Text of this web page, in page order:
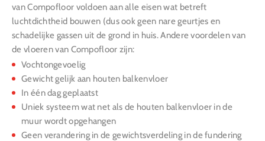
van Compofloor voldoen aan alle eisen wat betreft
luchtdichtheid bouwen (dus ook geen nare geurtjes en
schadelijke gassen uit de grond in huis. Andere voordelen van
de vloeren van Compofloor zijn:
Vochtongevoelig
Gewicht gelijk aan houten balkenvloer
In één dag geplaatst
Uniek systeem wat net als de houten balkenvloer in de
muur wordt opgehangen
Geen verandering in de gewichtsverdeling in de fundering